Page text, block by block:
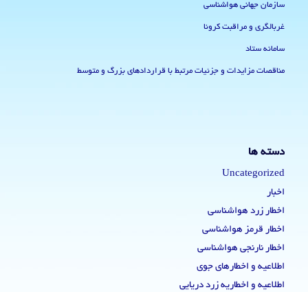
سازمان جهانی هواشناسی
غربالگری و مراقبت کرونا
سامانه ستاد
مناقصات مزایدات و جزئیات مرتبط با قراردادهای بزرگ و متوسط
دسته ها
Uncategorized
اخبار
اخطار زرد هواشناسی
اخطار قرمز هواشناسی
اخطار نارنجی هواشناسی
اطلاعیه و اخطارهای جوی
اطلاعیه و اخطاریه زرد دریایی